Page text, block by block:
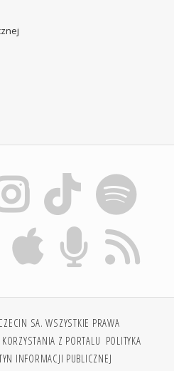
SA. WSZYSTKIE PRAWA
Z PORTALU POLITYKA
INFORMACJI PUBLICZNEJ